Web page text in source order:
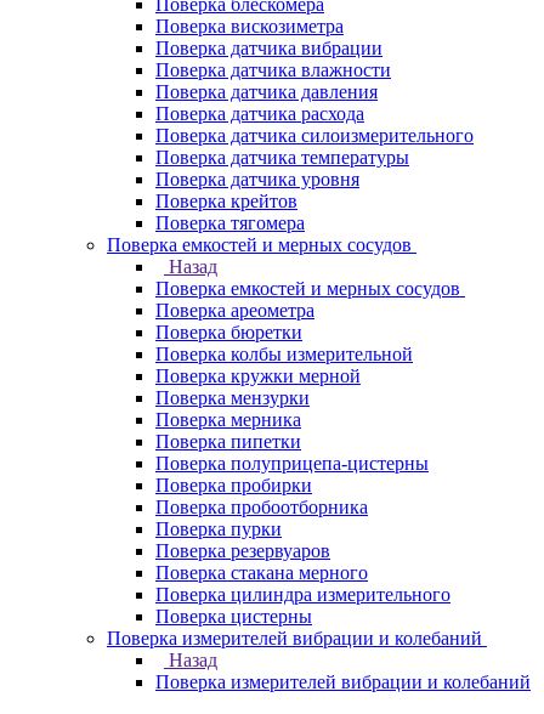
Поверка блескомера
Поверка вискозиметра
Поверка датчика вибрации
Поверка датчика влажности
Поверка датчика давления
Поверка датчика расхода
Поверка датчика силоизмерительного
Поверка датчика температуры
Поверка датчика уровня
Поверка крейтов
Поверка тягомера
Поверка емкостей и мерных сосудов
Назад
Поверка емкостей и мерных сосудов
Поверка ареометра
Поверка бюретки
Поверка колбы измерительной
Поверка кружки мерной
Поверка мензурки
Поверка мерника
Поверка пипетки
Поверка полуприцепа-цистерны
Поверка пробирки
Поверка пробоотборника
Поверка пурки
Поверка резервуаров
Поверка стакана мерного
Поверка цилиндра измерительного
Поверка цистерны
Поверка измерителей вибрации и колебаний
Назад
Поверка измерителей вибрации и колебаний